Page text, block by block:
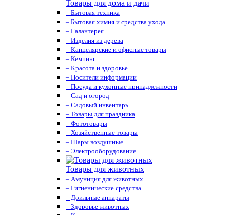
Товары для дома и дачи
– Бытовая техника
– Бытовая химия и средства ухода
– Галантерея
– Изделия из дерева
– Канцелярские и офисные товары
– Кемпинг
– Красота и здоровье
– Носители информации
– Посуда и кухонные принадлежности
– Сад и огород
– Садовый инвентарь
– Товары для праздника
– Фототовары
– Хозяйственные товары
– Шары воздушные
– Электрооборудование
Товары для животных
– Амуниция для животных
– Гигиенические средства
– Доильные аппараты
– Здоровье животных